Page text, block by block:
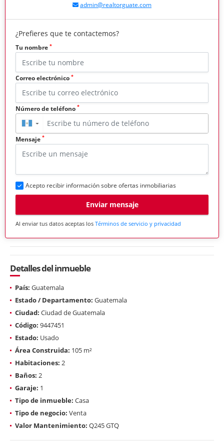
admin@realtorguate.com
¿Prefieres que te contactemos?
Tu nombre *
Correo electrónico *
Número de teléfono *
▼
Mensaje *
Acepto recibir información sobre ofertas inmobiliarias
Enviar mensaje
Al enviar tus datos aceptas los Términos de servicio y privacidad
Detalles del inmueble
País: Guatemala
Estado / Departamento: Guatemala
Ciudad: Ciudad de Guatemala
Código: 9447451
Estado: Usado
Área Construida: 105 m²
Habitaciones: 2
Baños: 2
Garaje: 1
Tipo de inmueble: Casa
Tipo de negocio: Venta
Valor Mantenimiento: Q245 GTQ